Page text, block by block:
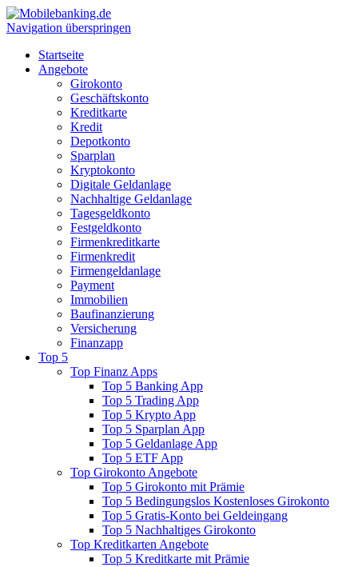
Navigation überspringen
Startseite
Angebote
Girokonto
Geschäftskonto
Kreditkarte
Kredit
Depotkonto
Sparplan
Kryptokonto
Digitale Geldanlage
Nachhaltige Geldanlage
Tagesgeldkonto
Festgeldkonto
Firmenkreditkarte
Firmenkredit
Firmengeldanlage
Payment
Immobilien
Baufinanzierung
Versicherung
Finanzapp
Top 5
Top Finanz Apps
Top 5 Banking App
Top 5 Trading App
Top 5 Krypto App
Top 5 Sparplan App
Top 5 Geldanlage App
Top 5 ETF App
Top Girokonto Angebote
Top 5 Girokonto mit Prämie
Top 5 Bedingungslos Kostenloses Girokonto
Top 5 Gratis-Konto bei Geldeingang
Top 5 Nachhaltiges Girokonto
Top Kreditkarten Angebote
Top 5 Kreditkarte mit Prämie